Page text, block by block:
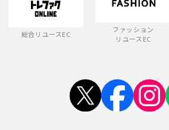
総合リユースEC
ファッション
リユースEC